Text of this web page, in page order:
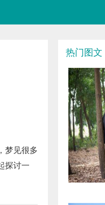
梦见很多
探讨一
热门图文